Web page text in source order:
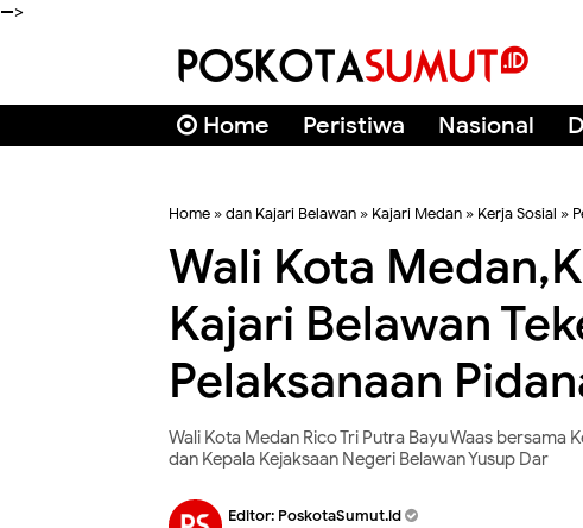
-->
Home Peristiwa Nasional
Home »dan Kajari Belawan » Kajari Medan » Kerja Sosial »
Wali Kota
Kajari Belawan
Pelaksanaan
Wali Kota Medan Rico Tri Putra Bayu Waas bersama
dan Kepala Kejaksaan Negeri Belawan Yusup Dar
Editor: PoskotaSumut.id